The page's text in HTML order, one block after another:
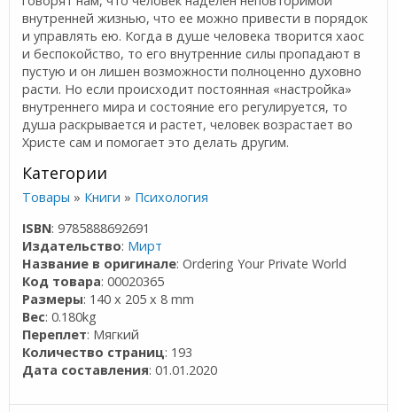
внутренней жизнью, что ее можно привести в порядок
и управлять ею. Когда в душе человека творится хаос
и беспокойство, то его внутренние силы пропадают в
пустую и он лишен возможности полноценно духовно
расти. Но если происходит постоянная «настройка»
внутреннего мира и состояние его регулируется, то
душа раскрывается и растет, человек возрастает во
Христе сам и помогает это делать другим.
Категории
Товары » Книги » Психология
ISBN: 9785888692691
Издательство: Мирт
Название в оригинале: Ordering Your Private World
Код товара: 00020365
Размеры: 140 x 205 x 8 mm
Вес: 0.180kg
Переплет: Мягкий
Количество страниц: 193
Дата составления: 01.01.2020